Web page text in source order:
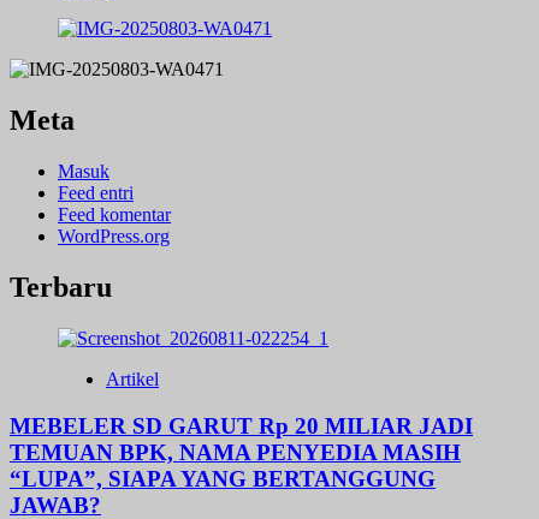
Meta
Masuk
Feed entri
Feed komentar
WordPress.org
Terbaru
Artikel
MEBELER SD GARUT Rp 20 MILIAR JADI
TEMUAN BPK, NAMA PENYEDIA MASIH
“LUPA”, SIAPA YANG BERTANGGUNG
JAWAB?